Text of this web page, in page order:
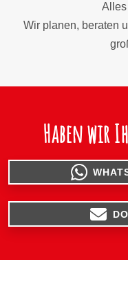
Alles
Wir planen, beraten
Haben wir